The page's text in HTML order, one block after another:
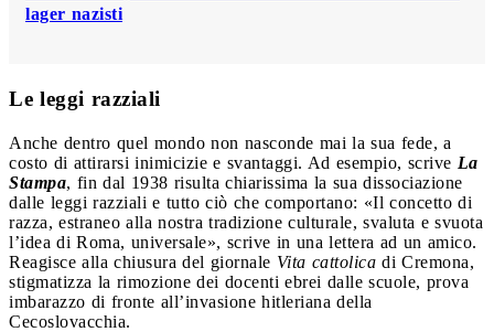
lager nazisti
Le leggi razziali
Anche dentro quel mondo non nasconde mai la sua fede, a
costo di attirarsi inimicizie e svantaggi. Ad esempio, scrive La
Stampa, fin dal 1938 risulta chiarissima la sua dissociazione
dalle leggi razziali e tutto ciò che comportano: «Il concetto di
razza, estraneo alla nostra tradizione culturale, svaluta e svuota
l’idea di Roma, universale», scrive in una lettera ad un amico.
Reagisce alla chiusura del giornale Vita cattolica di Cremona,
stigmatizza la rimozione dei docenti ebrei dalle scuole, prova
imbarazzo di fronte all’invasione hitleriana della
Cecoslovacchia.